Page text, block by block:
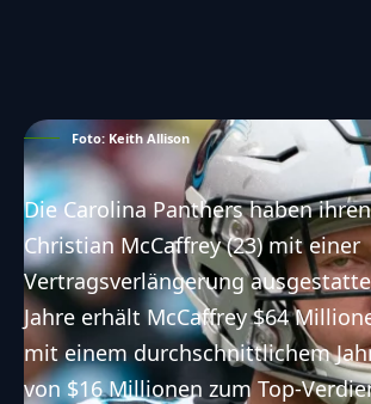
Foto: Keith Allison
DieCarolina Panthershaben
Christian McCaffrey (23) mit einer
Vertragsverlängerung
Jahre erhält McCaffrey $64
mit einem durchschnittlichem
von $16 Millionen zum Top-